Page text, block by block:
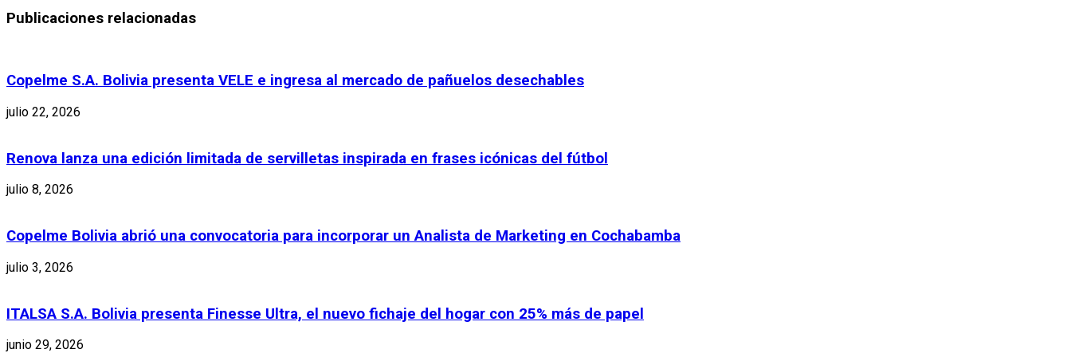
Publicaciones relacionadas
Copelme S.A. Bolivia presenta VELE e ingresa al mercado de pañuelos desechables
julio 22, 2026
Renova lanza una edición limitada de servilletas inspirada en frases icónicas del fútbol
julio 8, 2026
Copelme Bolivia abrió una convocatoria para incorporar un Analista de Marketing en Cochabamba
julio 3, 2026
ITALSA S.A. Bolivia presenta Finesse Ultra, el nuevo fichaje del hogar con 25% más de papel
junio 29, 2026